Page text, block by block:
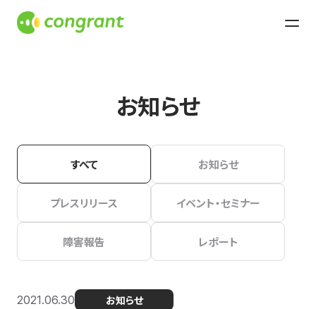
お知らせ
すべて お知らせ
プレスリリース イベント・セミナー
障害報告 レポート
2021.06.30 お知らせ